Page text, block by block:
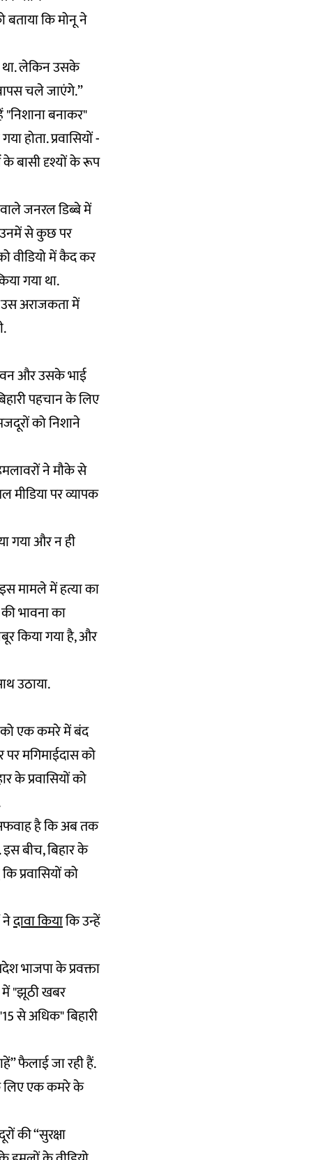
कि मोनू ने
था. लेकिन उसके
चले जाएंगे.”
"निशाना बनाकर"
होता. प्रवासियों -
बासी दृश्यों के रूप
जनरल डिब्बे में
उनमें से कुछ पर
वीडियो में कैद कर
गया था.
उस अराजकता में
और उसके भाई
पहचान के लिए
को निशाने
ने मौके से
मीडिया पर व्यापक
गया और न ही
मामले में हत्या का
भावना का
किया गया है, और
उठाया.
एक कमरे में बंद
मगिमाईदास को
के प्रवासियों को
अफवाह है कि अब तक
बीच, बिहार के
कि प्रवासियों को
नेदावा कियाकि उन्हें
भाजपा के प्रवक्ता
में "झूठी खबर
से अधिक" बिहारी
फैलाई जा रही हैं.
लिए एक कमरे के
की “सुरक्षा